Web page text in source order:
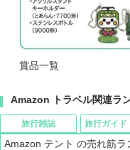
賞品一覧
Amazon トラベル関連ラ
旅行雑誌 旅行ガイド
Amazon テント の売れ筋ラ